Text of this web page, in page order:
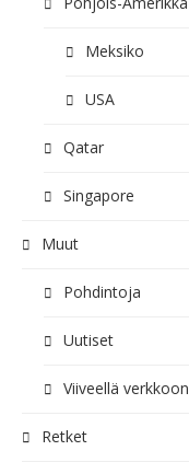
Meksiko
USA
Qatar
Singapore
Muut
Pohdintoja
Uutiset
Viiveellä verkkoon
Retket